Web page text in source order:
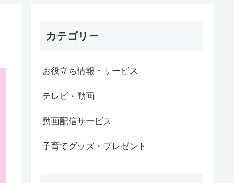
カテゴリー
お役立ち情報・サービス
テレビ・動画
動画配信サービス
子育てグッズ・プレゼント